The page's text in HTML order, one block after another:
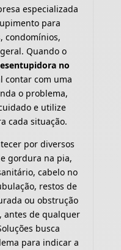
especializada
para
condomínios,
Quando o
no
contar com uma
o problema,
e utilize
cada situação.
por diversos
gordura na pia,
cabelo no
restos de
ou obstrução
antes de qualquer
busca
para indicar a